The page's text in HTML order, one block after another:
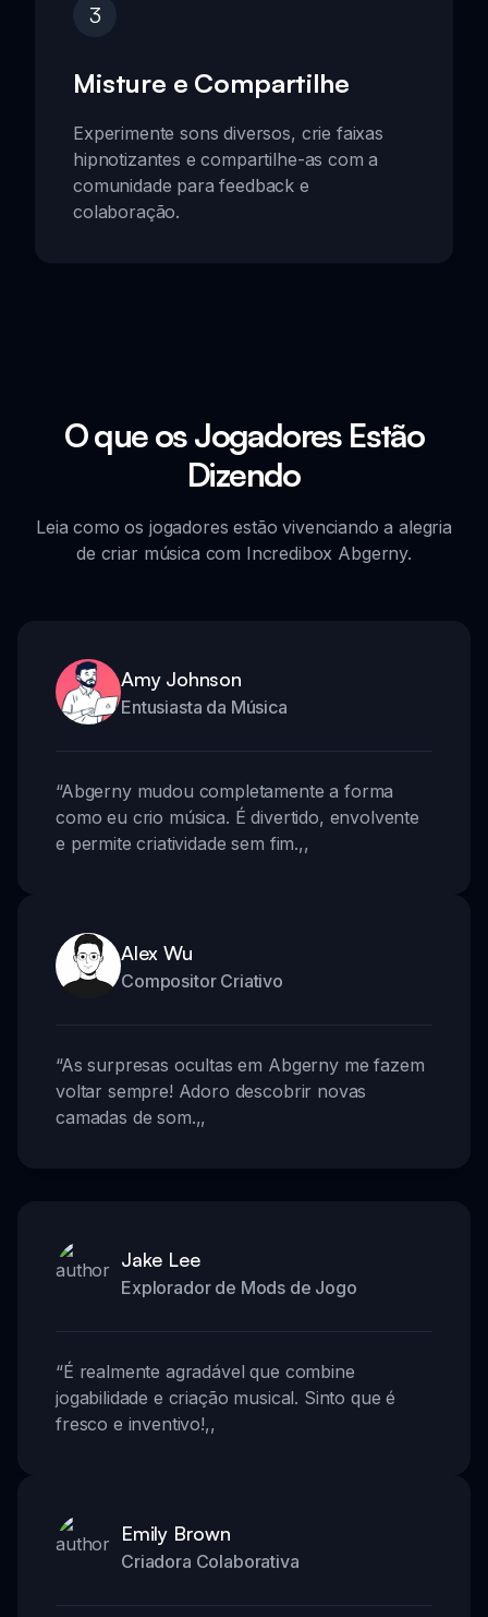
3
Misture e Compartilhe
Experimente sons diversos, crie faixas
hipnotizantes e compartilhe-as com a
comunidade para feedback e
colaboração.
O que os Jogadores Estão
Dizendo
Leia como os jogadores estão vivenciando a alegria
de criar música com Incredibox Abgerny.
Amy Johnson
Entusiasta da Música
“Abgerny mudou completamente a forma
como eu crio música. É divertido, envolvente
e permite criatividade sem fim.,,
Alex Wu
Compositor Criativo
“As surpresas ocultas em Abgerny me fazem
voltar sempre! Adoro descobrir novas
camadas de som.,,
Jake Lee
Explorador de Mods de Jogo
“É realmente agradável que combine
jogabilidade e criação musical. Sinto que é
fresco e inventivo!,,
Emily Brown
Criadora Colaborativa